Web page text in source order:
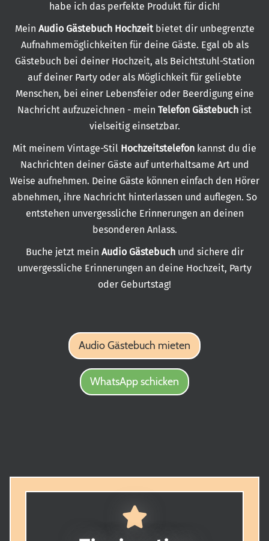
habe ich das perfekte Produkt für dich!
Mein Audio Gästebuch Hochzeitbietet dir unbegrenzte
Aufnahmemöglichkeiten für deine Gäste. Egal ob als
Gästebuch bei deiner Hochzeit, als Beichtstuhl-Station
auf deiner Party oder als Möglichkeit für geliebte
Menschen, bei einer Lebensfeier oder Beerdigung eine
Nachricht aufzuzeichnen - mein Telefon Gästebuch ist
vielseitig einsetzbar.
Mit meinem Vintage-Stil Hochzeitstelefon kannst du die
Nachrichten deiner Gäste auf unterhaltsame Art und
Weise aufnehmen. Deine Gäste können einfach den Hörer
abnehmen, ihre Nachricht hinterlassen und auflegen. So
entstehen unvergessliche Erinnerungen an deinen
besonderen Anlass.
Buche jetzt mein Audio Gästebuchund sichere dir
unvergessliche Erinnerungen an deine Hochzeit, Party
oder Geburtstag!
Audio Gästebuch mieten
WhatsApp schicken